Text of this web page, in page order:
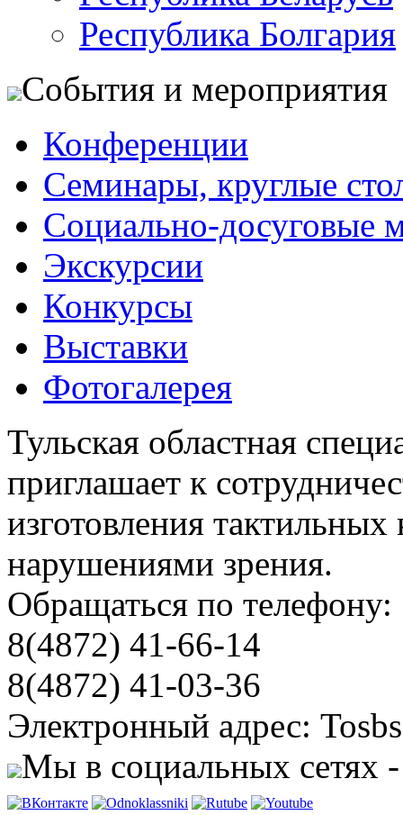
Республика Болгария
События и мероприятия
Конференции
Семинары, круглые
Социально-досуговые
Экскурсии
Конкурсы
Выставки
Фотогалерея
Тульская областная
приглашает к
изготовления
нарушениями зрения.
Обращаться по телефону:
8(4872) 41-66-14
8(4872) 41-03-36
Электронный адрес:
Мы в социальных сетях